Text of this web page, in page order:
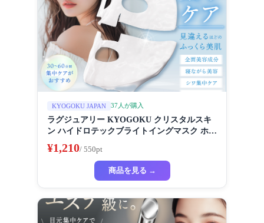
KYOGOKU JAPAN 37人が購入
ラグジュアリー KYOGOKU クリスタルスキ
ン ハイドロテックブライトイングマスク ホワ
フェイスパック ビューティーサロン監修者 シ
ートマスク ハイドラ 美容液
¥1,210/ 550pt
商品を見る →